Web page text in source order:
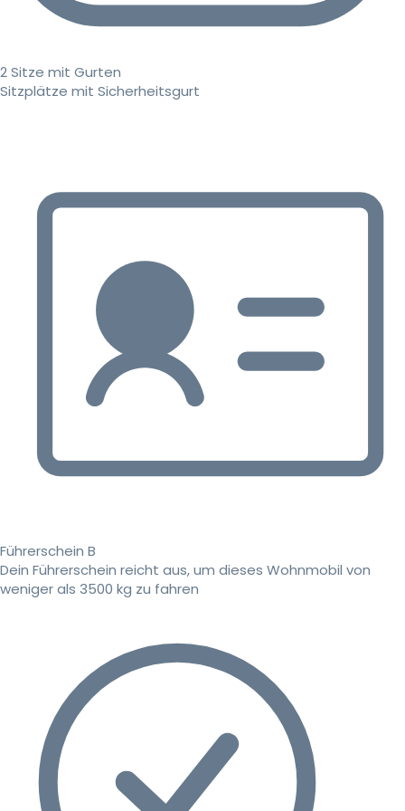
2 Sitze mit Gurten
Sitzplätze mit Sicherheitsgurt
Führerschein B
Dein Führerschein reicht aus, um dieses Wohnmobil von
weniger als 3500 kg zu fahren